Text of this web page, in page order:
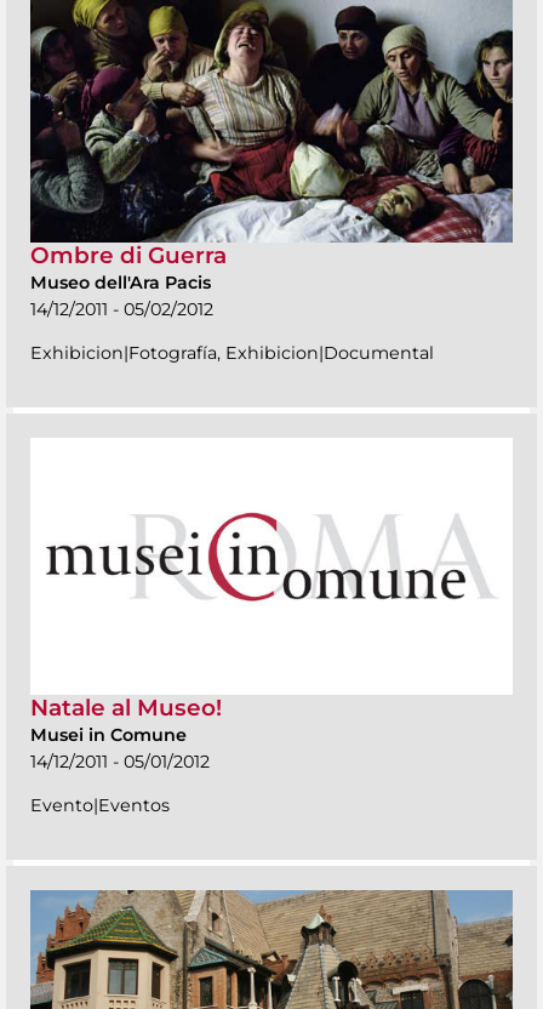
Ombre di Guerra
Museo dell'Ara Pacis
14/12/2011 - 05/02/2012
Exhibicion|Fotografía, Exhibicion|Documental
Natale al Museo!
Musei in Comune
14/12/2011 - 05/01/2012
Evento|Eventos